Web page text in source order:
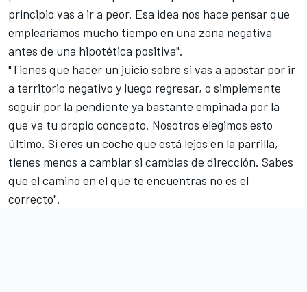
principio vas a ir a peor. Esa idea nos hace pensar que
emplearíamos mucho tiempo en una zona negativa
antes de una hipotética positiva".
"Tienes que hacer un juicio sobre si vas a apostar por ir
a territorio negativo y luego regresar, o simplemente
seguir por la pendiente ya bastante empinada por la
que va tu propio concepto. Nosotros elegimos esto
último. Si eres un coche que está lejos en la parrilla,
tienes menos a cambiar si cambias de dirección. Sabes
que el camino en el que te encuentras no es el
correcto".